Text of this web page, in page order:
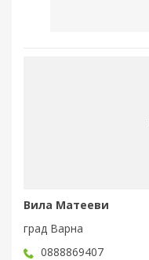
Вила Матееви
град Варна
0888869407